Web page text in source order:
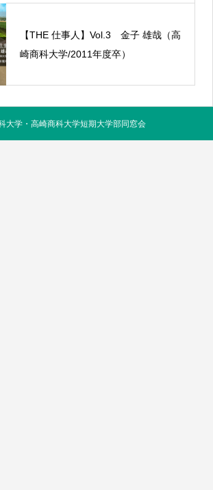
【THE 仕事人】Vol.3 金子 雄哉（高
崎商科大学/2011年度卒）
大学・高崎商科大学短期大学部同窓会